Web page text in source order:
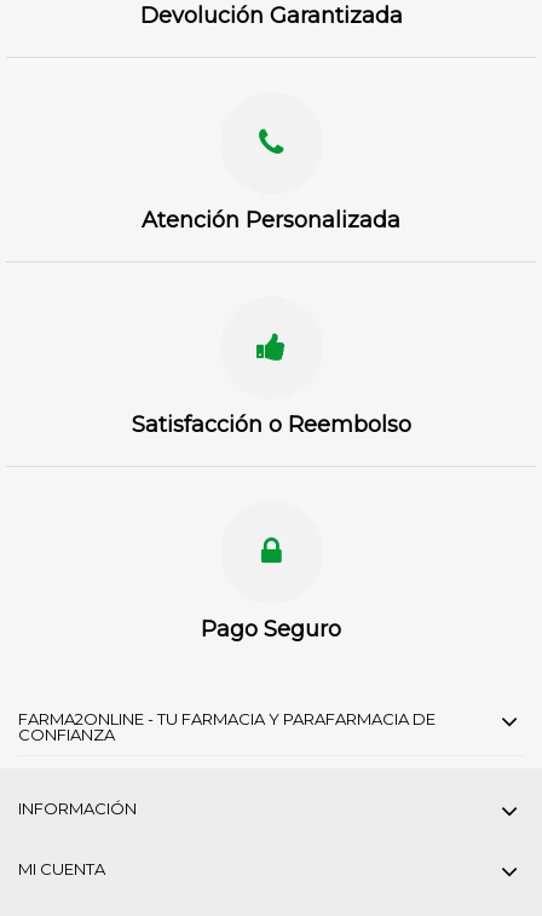
Devolución Garantizada
Atención Personalizada
Satisfacción o Reembolso
Pago Seguro
FARMA2ONLINE - TU FARMACIA Y PARAFARMACIA DE
CONFIANZA
INFORMACIÓN
MI CUENTA